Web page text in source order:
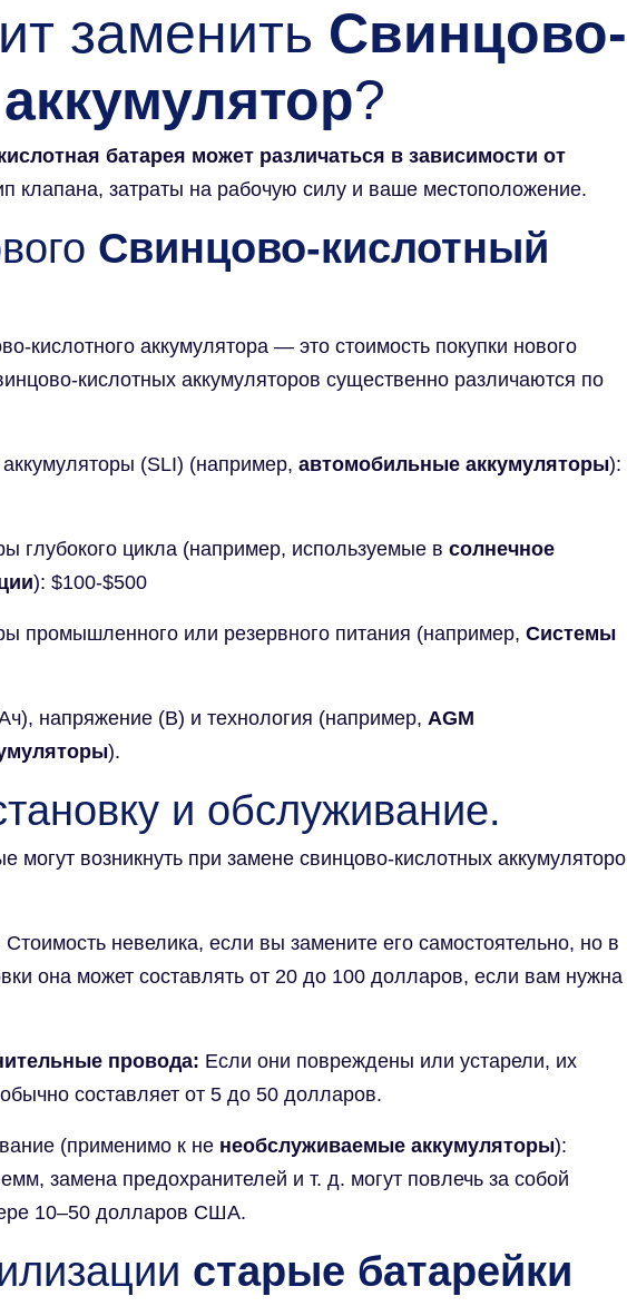
заменить Свинцово-
?
батарея может различаться в зависимости от
клапана, затраты на рабочую силу и ваше местоположение.
Свинцово-кислотный
кислотного аккумулятора — это стоимость покупки нового
кислотных аккумуляторов существенно различаются по
(SLI) (например, автомобильные аккумуляторы):
глубокого цикла (например, используемые в солнечное
): $100-$500
промышленного или резервного питания (например, Системы
напряжение (В) и технология (например, AGM
).
и обслуживание.
могут возникнуть при замене свинцово-кислотных
Стоимость невелика, если вы замените его самостоятельно, но в
она может составлять от 20 до 100 долларов, если вам нужна
провода: Если они повреждены или устарели, их
составляет от 5 до 50 долларов.
(применимо к не необслуживаемые аккумуляторы):
замена предохранителей и т. д. могут повлечь за собой
10–50 долларов США.
старые батарейки